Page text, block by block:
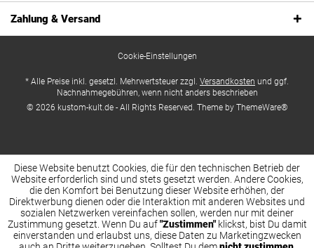
Zahlung & Versand
Cookie-Einstellungen
* Alle Preise inkl. gesetzl. Mehrwertsteuer zzgl. Versandkosten und ggf.
Nachnahmegebühren, wenn nicht anders beschrieben
© 2026 kustom-kult.de - All Rights Reserved. Theme by ThemeWare®
Diese Website benutzt Cookies, die für den technischen Betrieb der
Website erforderlich sind und stets gesetzt werden. Andere Cookies,
die den Komfort bei Benutzung dieser Website erhöhen, der
Direktwerbung dienen oder die Interaktion mit anderen Websites und
sozialen Netzwerken vereinfachen sollen, werden nur mit deiner
Zustimmung gesetzt. Wenn Du auf"Zustimmen"klickst, bist Du damit
einverstanden und erlaubst uns, diese Daten zu Marketingzwecken